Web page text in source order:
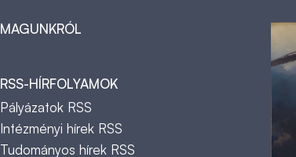
MAGUNKRÓL
RSS-HÍRFOLYAMOK
Pályázatok RSS
Intézményi hírek RSS
Tudományos hírek RSS